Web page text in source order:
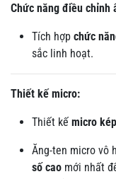
Chức năng điều chỉnh
Tích hợp chức
sắc linh hoạt.
Thiết kế micro:
Thiết kế micro kép
Ăng-ten micro vô
số cao mới nhất